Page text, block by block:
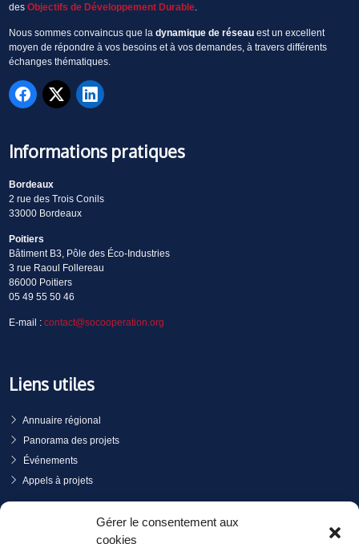
Gérer le consentement aux
cookies
des Objectifs de Développement Durable.
Nous sommes convaincus que la dynamique de réseauest un excellent
moyen de répondre à vos besoins et à vos demandes, à travers différents
échanges thématiques.
Informations pratiques
Bordeaux
2 rue des Trois Conils
33000 Bordeaux
Poitiers
Bâtiment B3, Pôle des Éco-Industries
3 rue Raoul Follereau
86000 Poitiers
05 49 55 50 46
E-mail : contact@socooperation.org
Liens utiles
Annuaire régional
Panorama des projets
Événements
Appels à projets